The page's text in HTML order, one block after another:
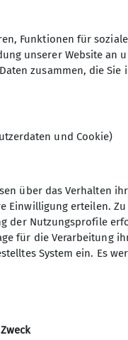
Anfrage senden
Funktionen für
unserer Website an
zusammen, die
und Cookie)
über das Verhalten
Einwilligung erteilen.
der Nutzungsprofile
für die Verarbeitung
System ein. Es
Zweck